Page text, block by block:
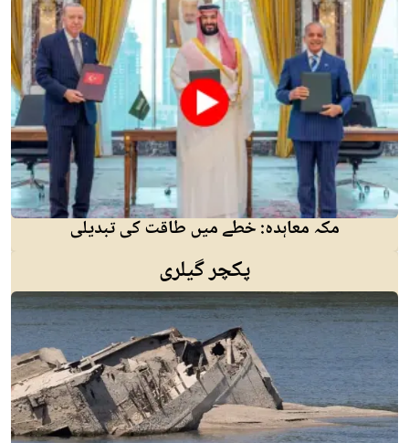
مکہ معاہدہ: خطے میں طاقت کی تبدیلی
پکچر گیلری